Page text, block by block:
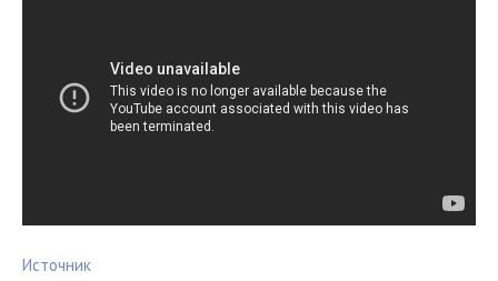
Источник